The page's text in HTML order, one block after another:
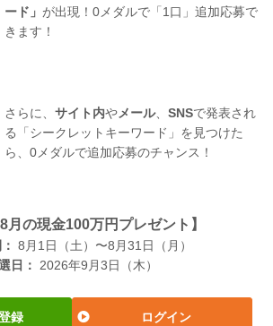
ード」 が出現！0メダルで「1口」追加応募で
きます！
さらに、 サイト内やメール、 SNSで発表され
る「シークレットキーワード」を見つけた
ら、0メダルで追加応募のチャンス！
8月の現金100万円プレゼント】
8月1日（土）〜8月31日（月）
日：
2026年9月3日（木）
録 ログイン